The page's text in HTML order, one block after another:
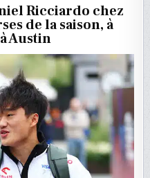
RICCIARDO
ÉCARTÉ,
LAWSON
FINIRA
AVEC
RB
Ricciardo chez
de la saison, à
Austin